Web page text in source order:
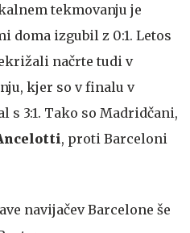
tekmovanju je
doma izgubil z 0:1. Letos
načrte tudi v
kjer so v finalu v
s 3:1. Tako so Madridčani,
, proti Barceloni